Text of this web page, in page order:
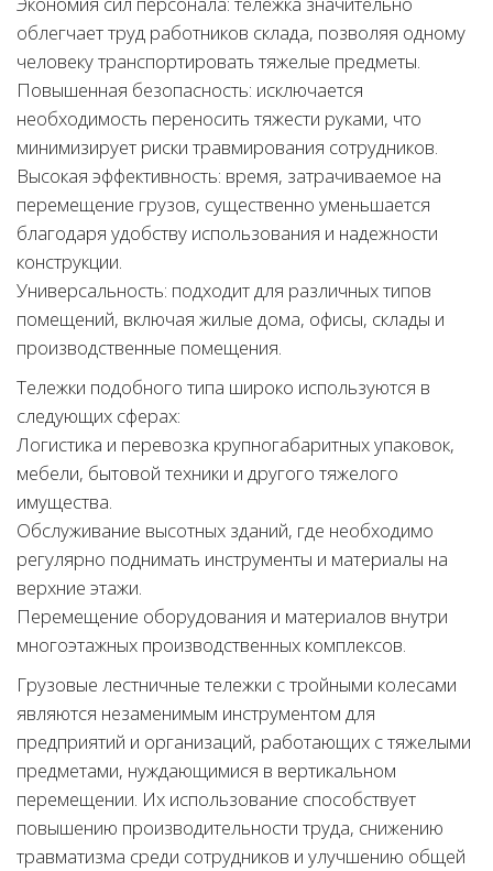
облегчает труд работников склада, позволяя одному
человеку транспортировать тяжелые предметы.
Повышенная безопасность: исключается
необходимость переносить тяжести руками, что
минимизирует риски травмирования сотрудников.
Высокая эффективность: время, затрачиваемое на
перемещение грузов, существенно уменьшается
благодаря удобству использования и надежности
конструкции.
Универсальность: подходит для различных типов
помещений, включая жилые дома, офисы, склады и
производственные помещения.
Тележки подобного типа широко используются в
следующих сферах:
Логистика и перевозка крупногабаритных упаковок,
мебели, бытовой техники и другого тяжелого
имущества.
Обслуживание высотных зданий, где необходимо
регулярно поднимать инструменты и материалы на
верхние этажи.
Перемещение оборудования и материалов внутри
многоэтажных производственных комплексов.
Грузовые лестничные тележки с тройными колесами
являются незаменимым инструментом для
предприятий и организаций, работающих с тяжелыми
предметами, нуждающимися в вертикальном
перемещении. Их использование способствует
повышению производительности труда, снижению
травматизма среди сотрудников и улучшению общей